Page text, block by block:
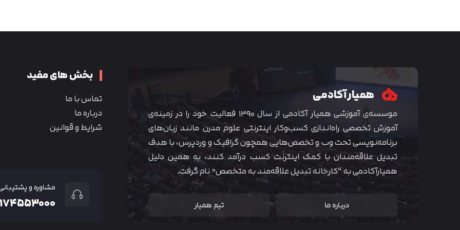
همیار آکادمی
موسسه‌ی آموزشی همیار آکادمی از سال ۱۳۹۰ فعالیت خود را در زمینه‌ی
آموزش تخصصی راه‌اندازی کسب‌و‌کار اینترنتی علوم مدرن مانند زبان‌های
برنامه‌نویسی تحت وب و تخصص‌هایی همچون گرافیک و وردپرس، با هدف
تبدیل علاقه‌مندان با کمک اینترنت کسب درآمد کنند، به همین دلیل
همیارآکادمی به “کارخانه تبدیل علاقه‌مند به متخصص” نام گرفت.
درباره ما تیم همیار
بخش های مفید
تماس با ما
درباره ما
شرایط و قوانین
مشاوره و
متوجه شدم